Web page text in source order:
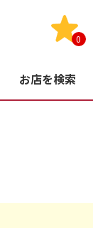
0
お店を検索